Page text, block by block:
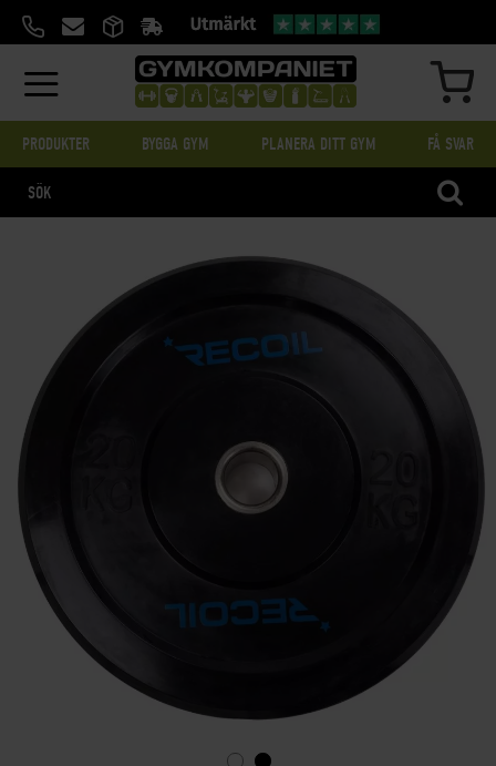
TILL
PRODUKTER BYGGA GYM PLANERA DITT GYM FÅ SVAR
IMAGES
GALLERY